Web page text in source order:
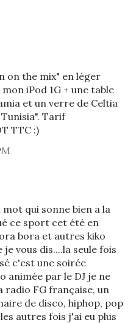
on the mix" en léger
iPod 1G + une table
et un verre de Celtia
Tarif
TTC :)
mot qui sonne bien a la
ce sport cet été en
bora et autres kiko
vous dis....la seule fois
c'est une soirée
animée par le DJ je ne
radio FG française, un
de disco, hiphop, pop
autres fois j'ai eu plus